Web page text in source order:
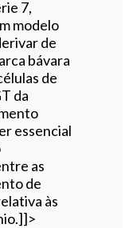
7,
modelo
de
bávara
de
da
essencial
as
de
às